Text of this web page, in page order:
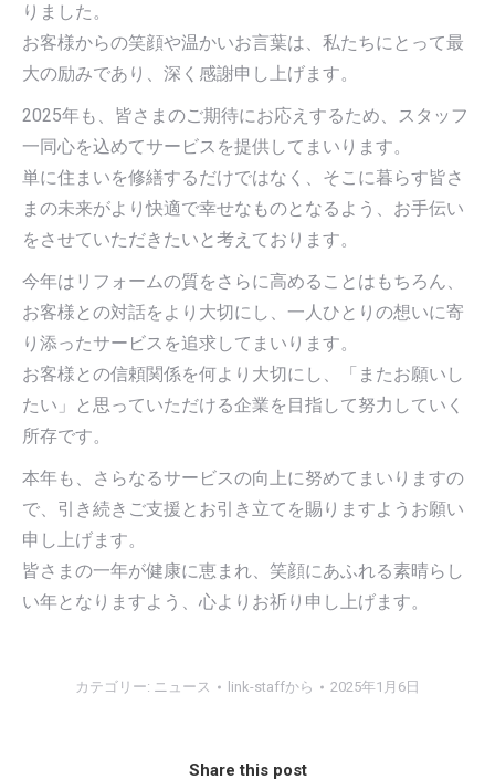
りました。
お客様からの笑顔や温かいお言葉は、私たちにとって最
大の励みであり、深く感謝申し上げます。
2025年も、皆さまのご期待にお応えするため、スタッフ
一同心を込めてサービスを提供してまいります。
単に住まいを修繕するだけではなく、そこに暮らす皆さ
まの未来がより快適で幸せなものとなるよう、お手伝い
をさせていただきたいと考えております。
今年はリフォームの質をさらに高めることはもちろん、
お客様との対話をより大切にし、一人ひとりの想いに寄
り添ったサービスを追求してまいります。
お客様との信頼関係を何より大切にし、「またお願いし
たい」と思っていただける企業を目指して努力していく
所存です。
本年も、さらなるサービスの向上に努めてまいりますの
で、引き続きご支援とお引き立てを賜りますようお願い
申し上げます。
皆さまの一年が健康に恵まれ、笑顔にあふれる素晴らし
い年となりますよう、心よりお祈り申し上げます。
カテゴリー: ニュース link-staffから 2025年1月6日
Share this post